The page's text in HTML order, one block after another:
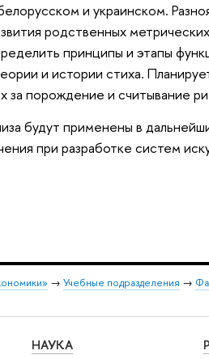
и украинском.
родственных
принципы и этапы
и истории стиха.
за порождение и считывание
будут применены в
при разработке систем
→ Учебные подразделения →
НАУКА